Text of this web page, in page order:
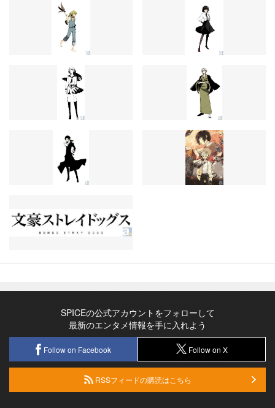
SPICEの公式アカウントをフォローして
最新のエンタメ情報を手に入れよう
Follow on Facebook Follow on X
RSSフィードの購読はこちら